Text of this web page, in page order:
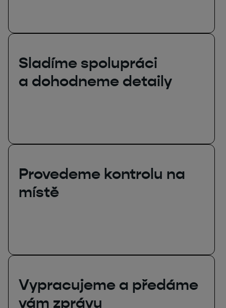
Sladíme spolupráci
a dohodneme detaily
Provedeme kontrolu na
místě
Vypracujeme a předáme
vám zprávu